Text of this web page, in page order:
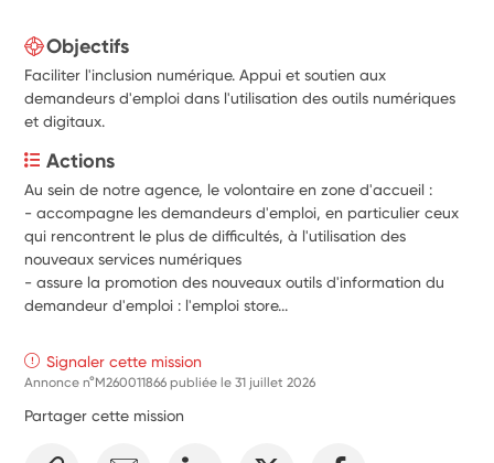
Objectifs
Faciliter l'inclusion numérique. Appui et soutien aux
demandeurs d'emploi dans l'utilisation des outils numériques
et digitaux.
Actions
Au sein de notre agence, le volontaire en zone d'accueil :
- accompagne les demandeurs d'emploi, en particulier ceux
qui rencontrent le plus de difficultés, à l'utilisation des
nouveaux services numériques
- assure la promotion des nouveaux outils d'information du
demandeur d'emploi : l'emploi store...
Signaler cette mission
Annonce n°M260011866 publiée le31 juillet 2026
Partager cette mission